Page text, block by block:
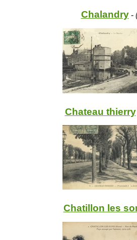
Chalandry-
Chateau thierry
Chatillon les